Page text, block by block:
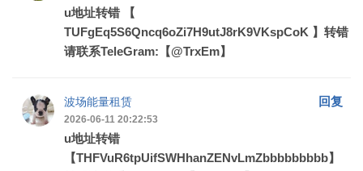
u地址转错 【
TUFgEq5S6Qncq6oZi7H9utJ8rK9VKspCoK 】转错
请联系TeleGram:【@TrxEm】
波场能量租赁 回复
2026-06-11 20:22:53
u地址转错
【THFVuR6tpUifSWHhanZENvLmZbbbbbbbbb】